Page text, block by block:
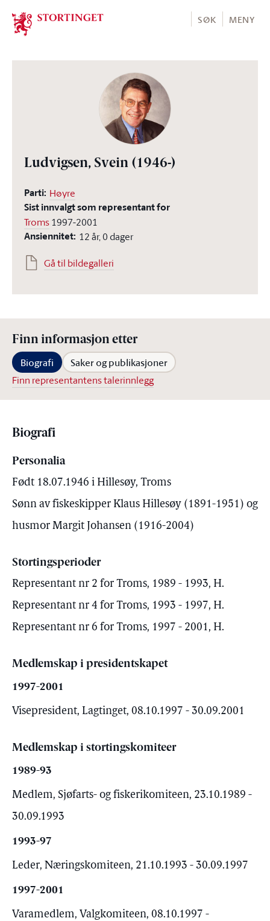
Stortinget.no
SØK MENY
Ludvigsen, Svein (1946-)
Parti: Høyre
Sist innvalgt som representant for
Troms1997-2001
Ansiennitet: 12 år, 0 dager
Gå til bildegalleri
Finn informasjon etter
Biografi Saker og publikasjoner
Finn representantens talerinnlegg
Biografi
Personalia
Født 18.07.1946 i Hillesøy, Troms
Sønn av fiskeskipper Klaus Hillesøy (1891-1951) og
husmor Margit Johansen (1916-2004)
Stortingsperioder
Representant nr 2 for Troms, 1989 - 1993, H.
Representant nr 4 for Troms, 1993 - 1997, H.
Representant nr 6 for Troms, 1997 - 2001, H.
Medlemskap i presidentskapet
1997-2001
Visepresident, Lagtinget, 08.10.1997 - 30.09.2001
Medlemskap i stortingskomiteer
1989-93
Medlem, Sjøfarts- og fiskerikomiteen, 23.10.1989 -
30.09.1993
1993-97
Leder, Næringskomiteen, 21.10.1993 - 30.09.1997
1997-2001
Varamedlem, Valgkomiteen, 08.10.1997 -